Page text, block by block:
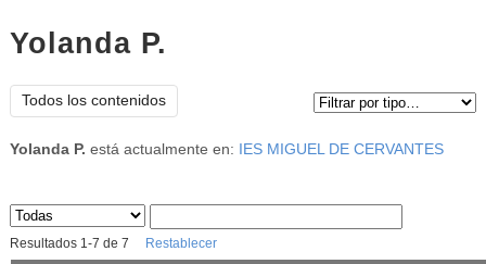
Yolanda P.
Todos los contenidos
Yolanda P. está actualmente en: IES MIGUEL DE CERVANTES
Sus archivos
Resultados 1-7 de 7 Restablecer